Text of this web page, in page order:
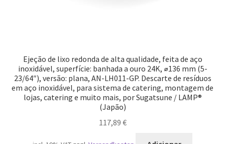
Ejeção de lixo redonda de alta qualidade, feita de aço
inoxidável, superfície: banhada a ouro 24K, ⌀136 mm (5-
23/64″), versão: plana, AN-LH011-GP. Descarte de resíduos
em aço inoxidável, para sistema de catering, montagem de
lojas, catering e muito mais, por Sugatsune / LAMP®
(Japão)
117,89 €